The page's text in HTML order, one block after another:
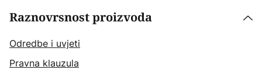
Raznovrsnost proizvoda
Odredbe i uvjeti
Pravna klauzula